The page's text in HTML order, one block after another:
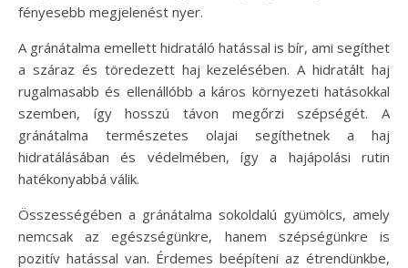
fényesebb megjelenést nyer.
A gránátalma emellett hidratáló hatással is bír, ami segíthet
a száraz és töredezett haj kezelésében. A hidratált haj
rugalmasabb és ellenállóbb a káros környezeti hatásokkal
szemben, így hosszú távon megőrzi szépségét. A
gránátalma természetes olajai segíthetnek a haj
hidratálásában és védelmében, így a hajápolási rutin
hatékonyabbá válik.
Összességében a gránátalma sokoldalú gyümölcs, amely
nemcsak az egészségünkre, hanem szépségünkre is
pozitív hatással van. Érdemes beépíteni az étrendünkbe,